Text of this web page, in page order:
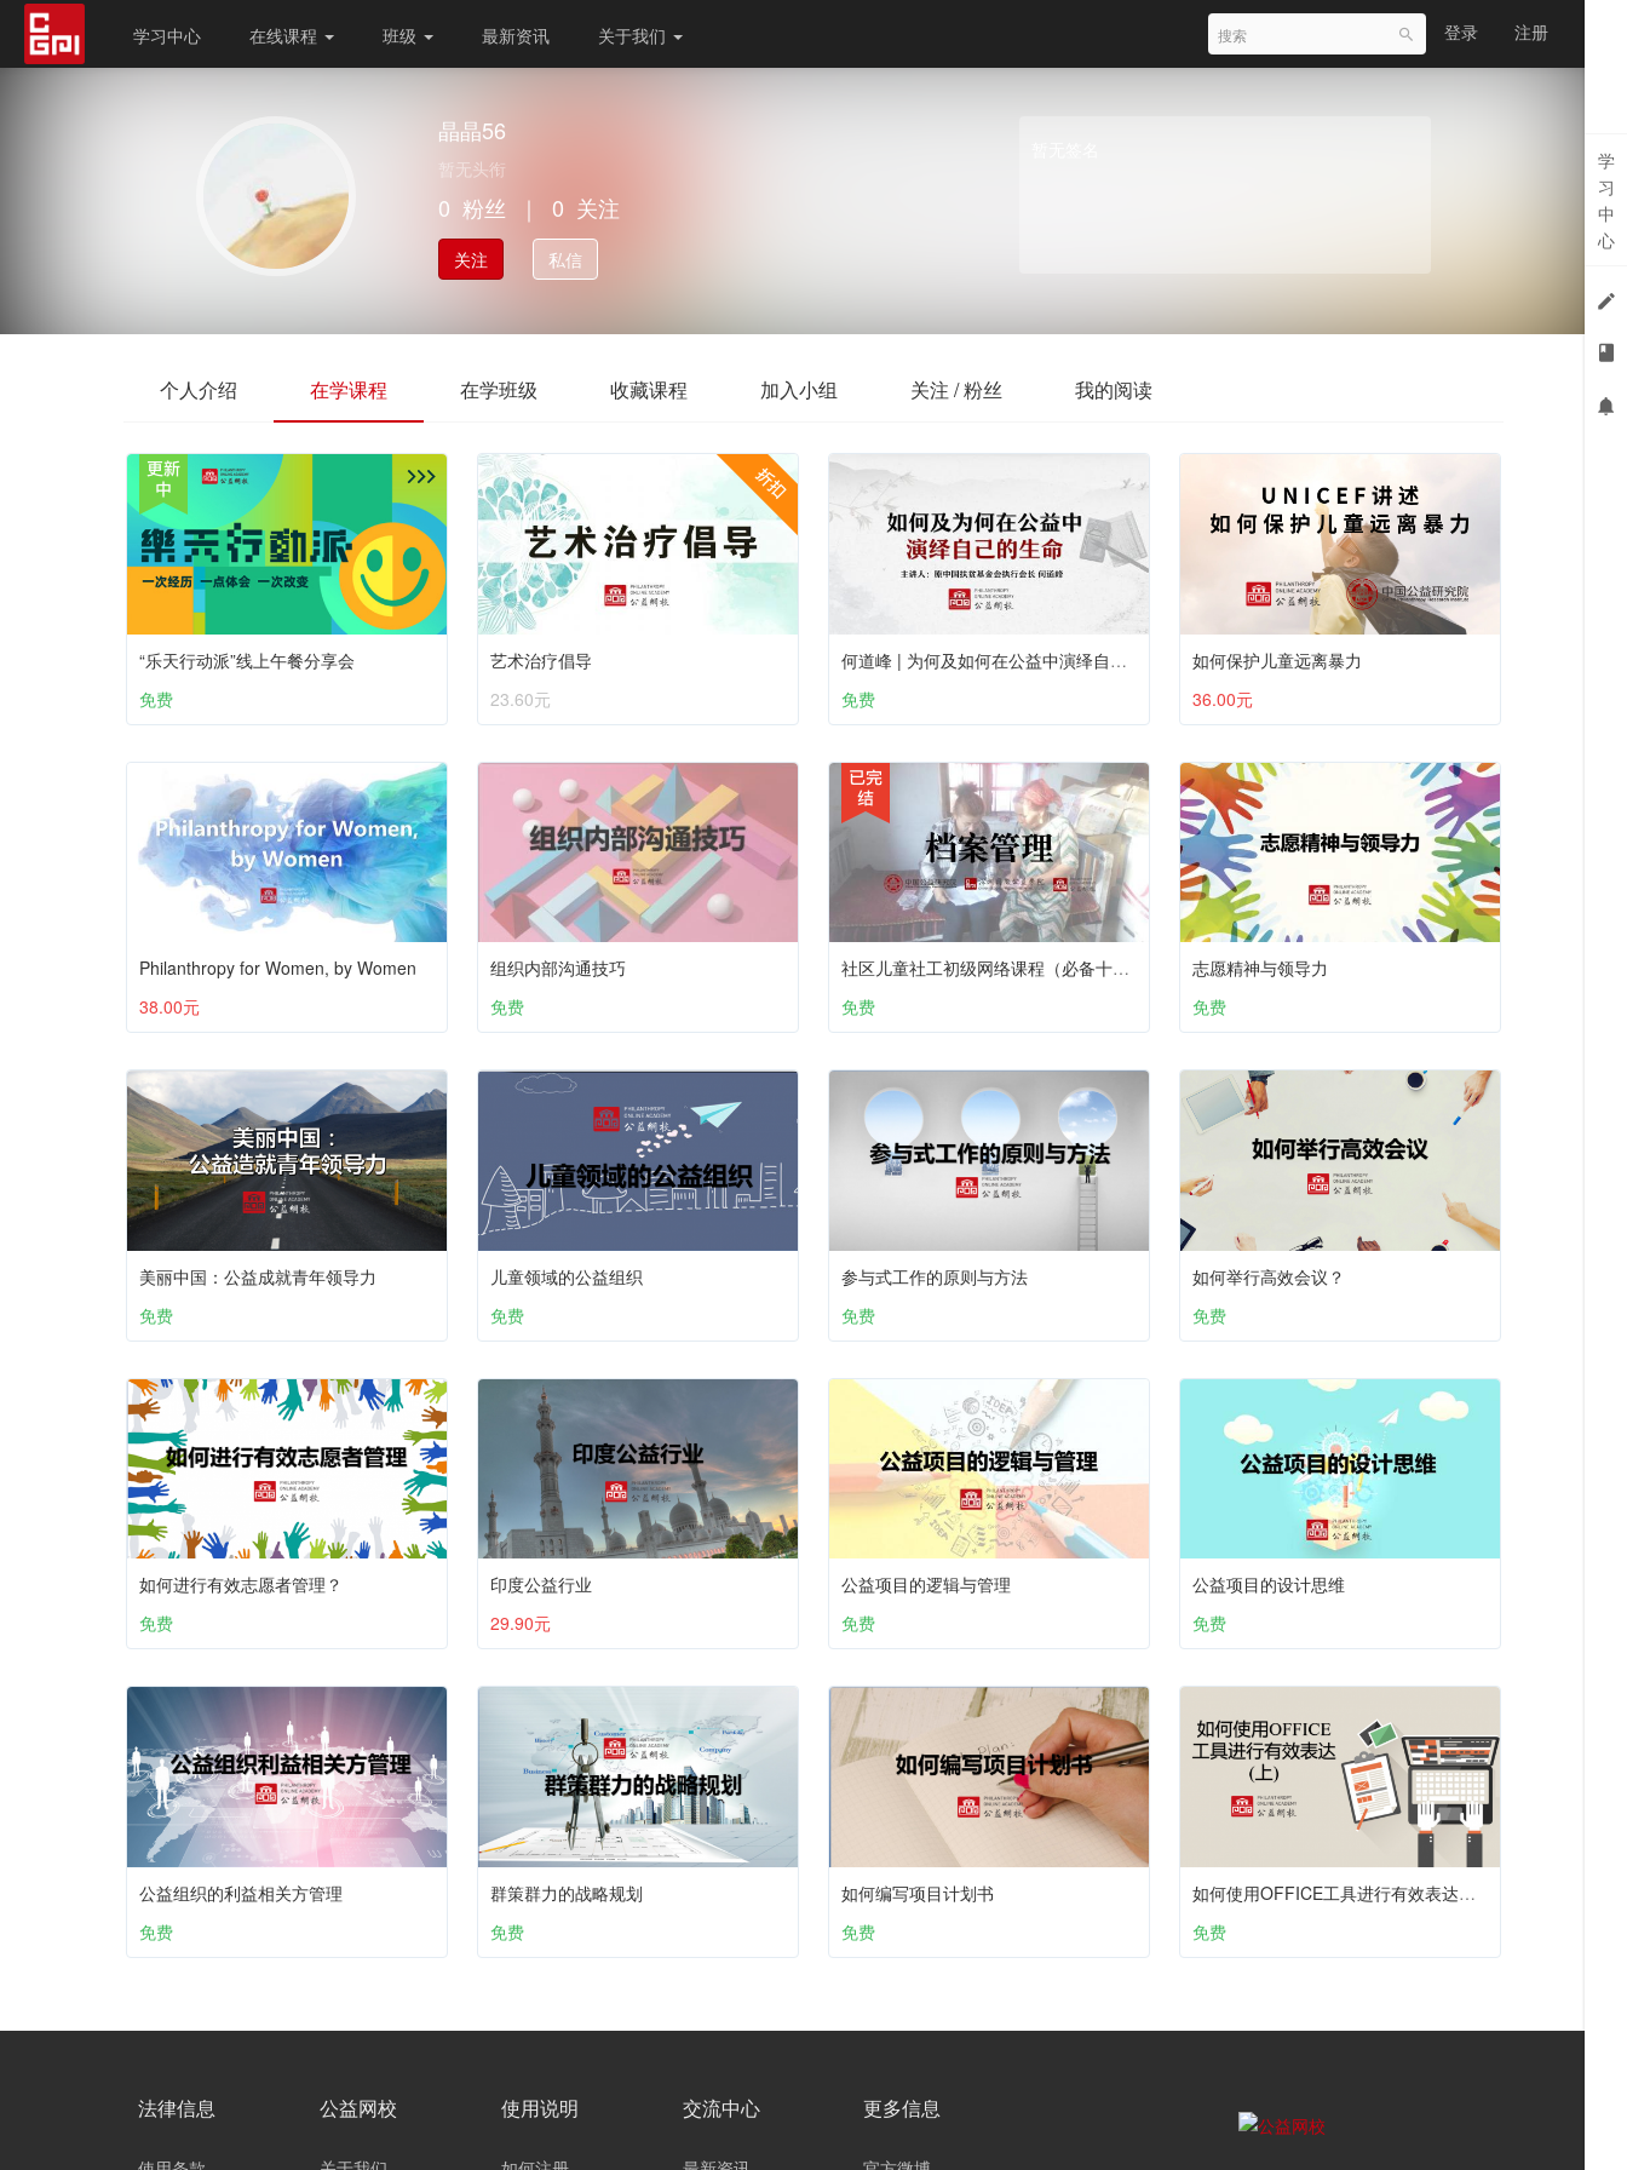
学习中心 在线课程 班级 最新资讯 关于我们 登录 注册
晶晶56
暂无头衔
0 粉丝 ｜ 0 关注
关注 私信
个人介绍 在学课程 在学班级 收藏课程 加入小组 关注 / 粉丝 我的阅读
“乐天行动派”线上午餐分享会
免费
艺术治疗倡导
23.60元
何道峰 | 为何及如何在公益中演绎自己的生命
免费
如何保护儿童远离暴力
36.00元
Philanthropy for Women, by Women
38.00元
组织内部沟通技巧
免费
社区儿童社工初级网络课程（必备十课）：第八课 档案管理
免费
志愿精神与领导力
免费
美丽中国：公益成就青年领导力
免费
儿童领域的公益组织
免费
参与式工作的原则与方法
免费
如何举行高效会议？
免费
如何进行有效志愿者管理？
免费
印度公益行业
29.90元
公益项目的逻辑与管理
免费
公益项目的设计思维
免费
公益组织的利益相关方管理
免费
群策群力的战略规划
免费
如何编写项目计划书
免费
如何使用OFFICE工具进行有效表达？（上）
免费
法律信息 公益网校 使用说明 交流中心 更多信息
学
习
中
心